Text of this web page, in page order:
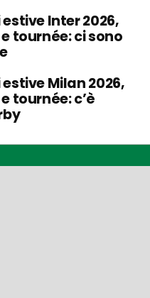
Inter 2026,
tournée: ci sono
Milan 2026,
tournée: c’è